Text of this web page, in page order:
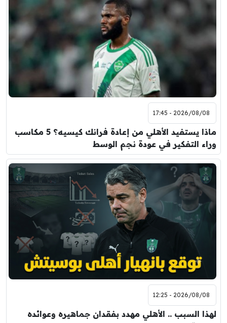
2026/08/08 - 17:45
ماذا يستفيد الأهلي من إعادة فرانك كيسيه؟ 5 مكاسب
وراء التفكير في عودة نجم الوسط
2026/08/08 - 12:25
لهذا السبب .. الأهلي مهدد بفقدان جماهيره وعوائده